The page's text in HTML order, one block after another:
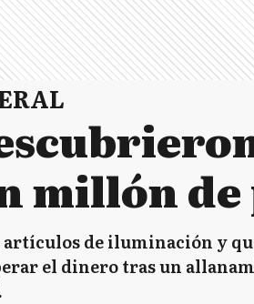
millón de
de iluminación y
el dinero tras un